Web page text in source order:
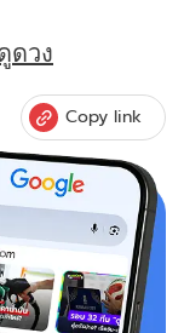
ดวง
Copy link